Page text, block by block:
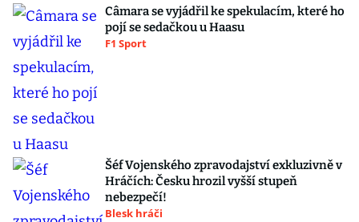
Câmara se vyjádřil ke spekulacím, které ho
pojí se sedačkou u Haasu
F1 Sport
Šéf Vojenského zpravodajství exkluzivně v
Hráčích: Česku hrozil vyšší stupeň
nebezpečí!
Blesk hráči